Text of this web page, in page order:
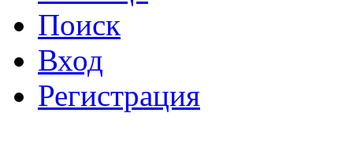
Поиск
Вход
Регистрация